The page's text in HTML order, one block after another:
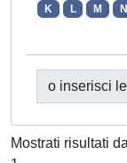
K
L M N
o inserisci
Mostrati risultati